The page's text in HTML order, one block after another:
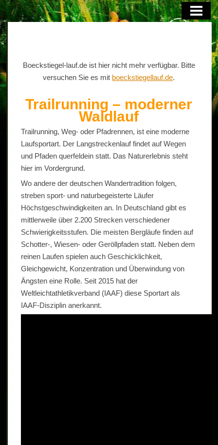
HOME
Boeckstiegel-lauf.de ist hier nicht mehr verfügbar. Bitte
versuchen Sie es mit boeckstiegellauf.de.
Trailrunning – moderner
Waldlauf
Trailrunning, Weg- oder Pfadrennen, ist eine moderne
Laufsportart. Der Langstreckenlauf findet auf Wegen
und Pfaden querfeldein statt. Das Naturerlebnis steht
hier im Vordergrund.
Wo andere der deutschen Wandertradition folgen,
streben sport- und naturbegeisterte Läufer
Höchstgeschwindigkeiten an. In Deutschland gibt es
mittlerweile über 2.200 Strecken verschiedener
Schwierigkeitsstufen. Die meisten Bergläufe finden auf
Schotter-, Wiesen- oder Geröllpfaden statt. Neben dem
reinen Laufen spielen auch Geschicklichkeit,
Gleichgewicht, Konzentration und Überwindung von
Ängsten eine Rolle. Seit 2015 hat der
Weltleichtathletikverband (IAAF) diese Sportart als
IAAF-Disziplin anerkannt.